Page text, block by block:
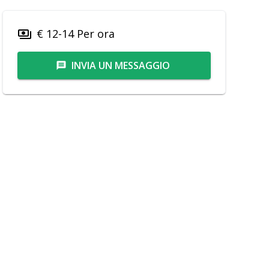
payments € 12-14 Per ora
message INVIA UN MESSAGGIO